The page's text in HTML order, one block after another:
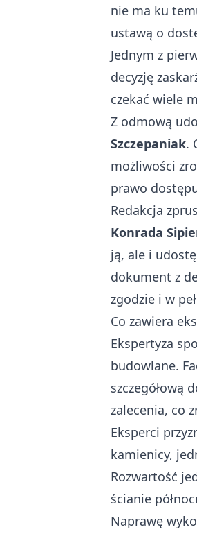
nie ma ku
ustawą o
Jednym z
decyzję
czekać wiele
Z odmową
Szczepaniak.
możliwości
prawo
Redakcja
Konrada
ją, ale i
dokument z
zgodzie i w
Co zawiera
Ekspertyza
budowlane.
szczegółową
zalecenia, co
Eksperci
kamienicy,
Rozwartość
ścianie
Naprawę